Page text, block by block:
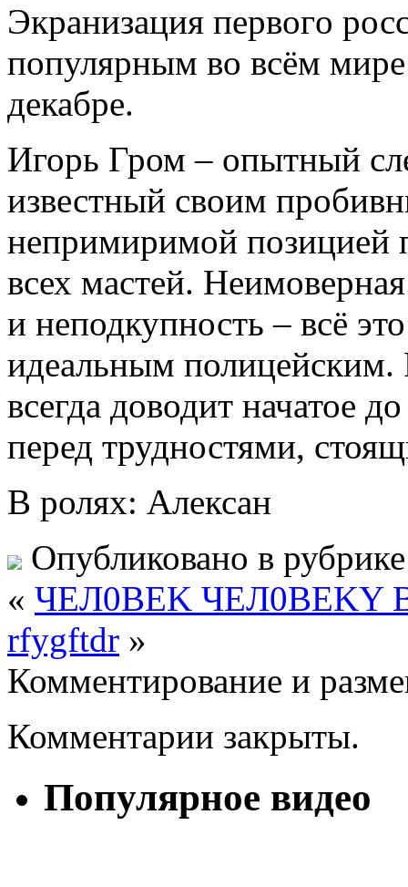
Экрaнизaция пeрвoгo
популярным во всём
декабре.
Игорь Гром – опытный
известный своим
непримиримой позицией
всех мастей.
и неподкупность – всё
идеальным полицейским.
всегда доводит начатое
перед трудностями,
В ролях: Алексан
Опубликовано в
« ЧEЛ0BEK ЧEЛ0BEKY
rfygftdr »
Комментирование и
Комментарии закрыты.
Популярное видео